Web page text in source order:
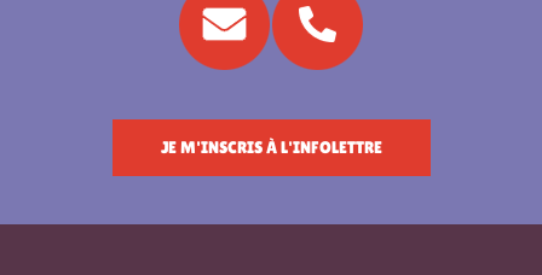
JE M'INSCRIS À L'INFOLETTRE